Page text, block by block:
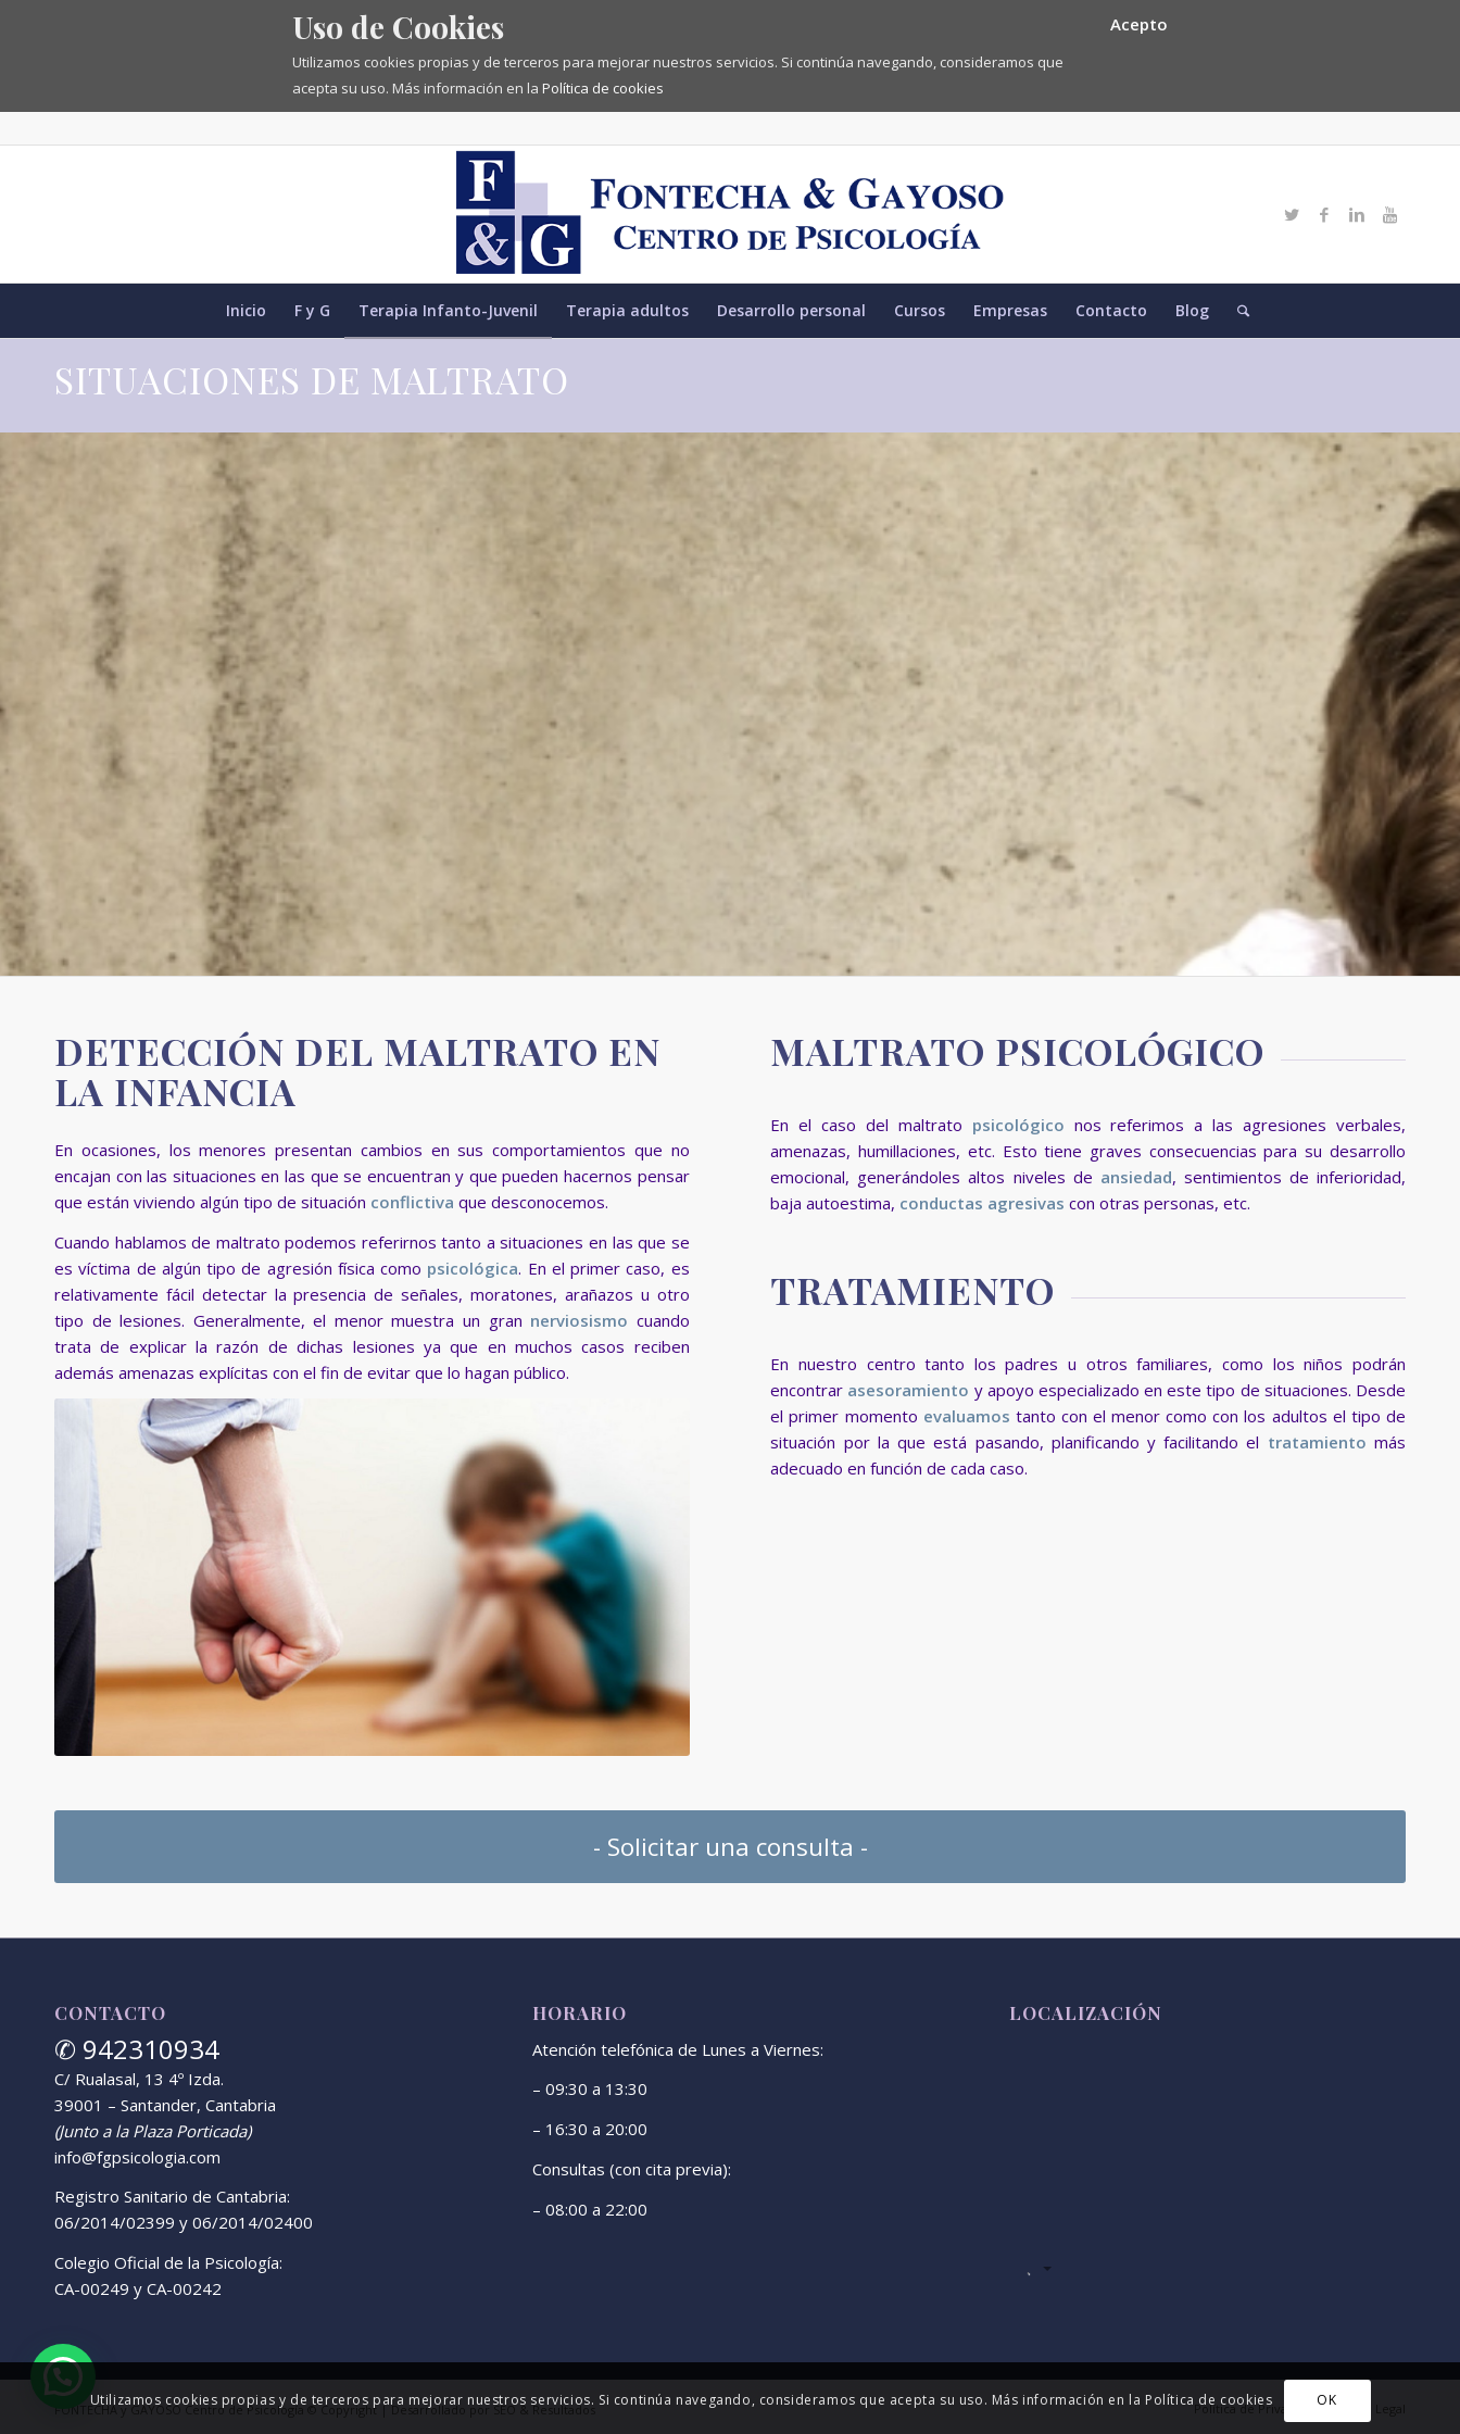
Uso de Cookies
Utilizamos cookies propias y de terceros para mejorar nuestros servicios. Si continúa navegando, consideramos que
acepta su uso. Más información en la Política de cookies
Acepto
Inicio F y G Terapia Infanto-Juvenil Terapia adultos Desarrollo personal Cursos Empresas Contacto Blog
SITUACIONES DE MALTRATO
DETECCIÓN DEL MALTRATO EN
LA INFANCIA
En ocasiones, los menores presentan cambios en sus comportamientos que no
encajan con las situaciones en las que se encuentran y que pueden hacernos pensar
que están viviendo algún tipo de situación conflictiva que desconocemos.
Cuando hablamos de maltrato podemos referirnos tanto a situaciones en las que se
es víctima de algún tipo de agresión física como psicológica. En el primer caso, es
relativamente fácil detectar la presencia de señales, moratones, arañazos u otro
tipo de lesiones. Generalmente, el menor muestra un gran nerviosismo cuando
trata de explicar la razón de dichas lesiones ya que en muchos casos reciben
además amenazas explícitas con el fin de evitar que lo hagan público.
MALTRATO PSICOLÓGICO
En el caso del maltrato psicológico nos referimos a las agresiones verbales,
amenazas, humillaciones, etc. Esto tiene graves consecuencias para su desarrollo
emocional, generándoles altos niveles de ansiedad, sentimientos de inferioridad,
baja autoestima, conductas agresivas con otras personas, etc.
TRATAMIENTO
En nuestro centro tanto los padres u otros familiares, como los niños podrán
encontrar asesoramiento y apoyo especializado en este tipo de situaciones. Desde
el primer momento evaluamos tanto con el menor como con los adultos el tipo de
situación por la que está pasando, planificando y facilitando el tratamiento más
adecuado en función de cada caso.
- Solicitar una consulta -
CONTACTO
✆ 942310934
C/ Rualasal, 13 4º Izda.
39001 – Santander, Cantabria
(Junto a la Plaza Porticada)
info@fgpsicologia.com
Registro Sanitario de Cantabria:
06/2014/02399 y 06/2014/02400
Colegio Oficial de la Psicología:
CA-00249 y CA-00242
HORARIO
Atención telefónica de Lunes a Viernes:
– 09:30 a 13:30
– 16:30 a 20:00
Consultas (con cita previa):
– 08:00 a 22:00
LOCALIZACIÓN
.
FONTECHA y GAYOSO Centro de Psicología © Copyright |Desarrollado por SEO & Resultados Política de Privacidad Aviso Legal
Utilizamos cookies propias y de terceros para mejorar nuestros servicios. Si continúa navegando, consideramos que acepta su uso. Más información en la Política de cookies OK